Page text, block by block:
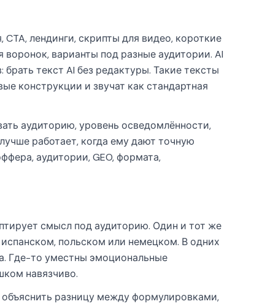
лендинги, скрипты для видео, короткие
варианты под разные аудитории. AI
текст AI без редактуры. Такие тексты
конструкции и звучат как стандартная
аудиторию, уровень осведомлённости,
работает, когда ему дают точную
аудитории, GEO, формата,
смысл под аудиторию. Один и тот же
польском или немецком. В одних
Где-то уместны эмоциональные
навязчиво.
объяснить разницу между формулировками,